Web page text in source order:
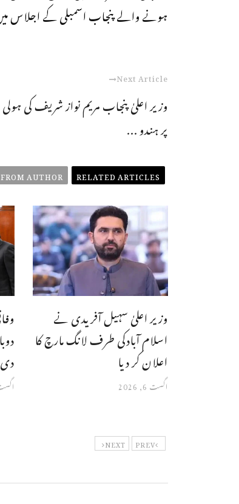
ہونے والے پنجاب اسمبلی کے اجلاس
Next Article
وزیر اعلیٰ پنجاب مریم نواز شریف کی
پر ہندو ...
RELATED ARTICLES
AUTHOR
دی
اگست 6,
وزیر اعلیٰ سہیل آفریدی نے
اسلام آبادکی طرف لانگ مارچ کا
اعلان کر دیا
اگست 6, 2026
PREV
NEXT